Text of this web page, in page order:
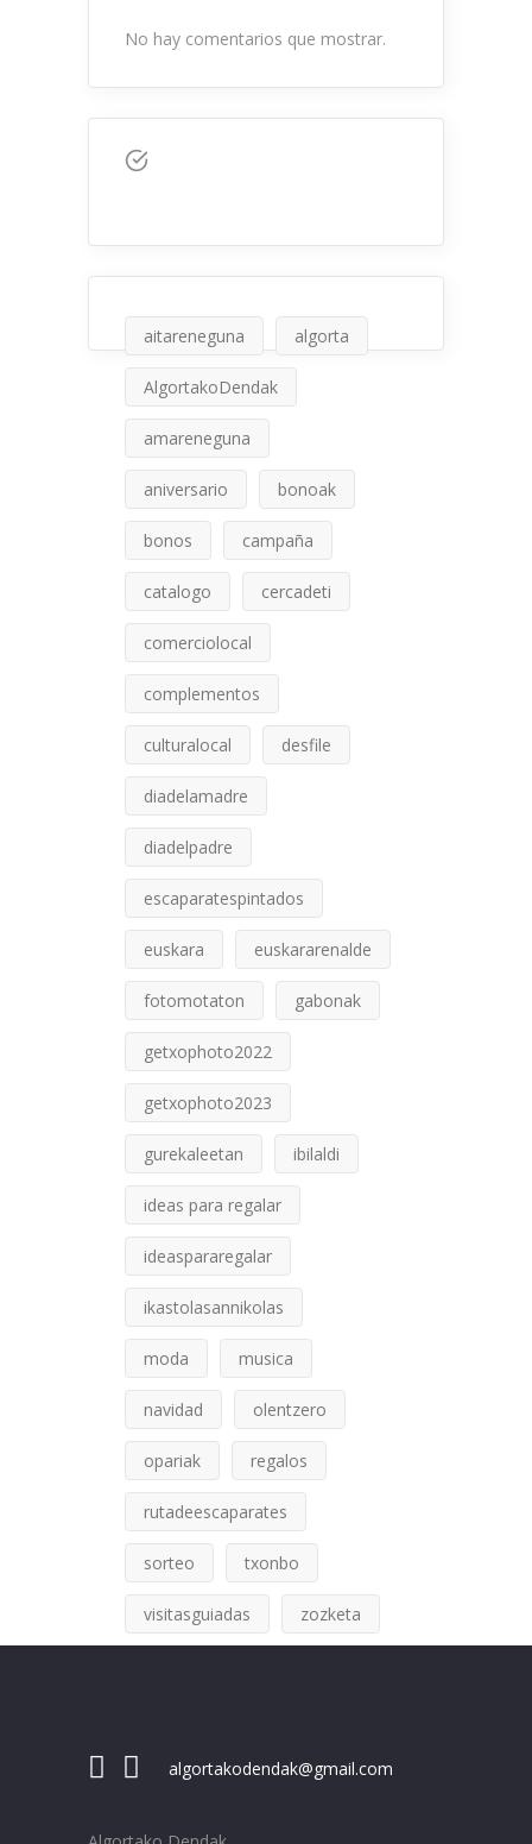
No hay comentarios que mostrar.
aitareneguna algorta
AlgortakoDendak
amareneguna
aniversario bonoak
bonos campaña
catalogo cercadeti
comerciolocal
complementos
culturalocal desfile
diadelamadre
diadelpadre
escaparatespintados
euskara euskararenalde
fotomotaton gabonak
getxophoto2022
getxophoto2023
gurekaleetan ibilaldi
ideas para regalar
ideaspararegalar
ikastolasannikolas
moda musica
navidad olentzero
opariak regalos
rutadeescaparates
sorteo txonbo
visitasguiadas zozketa
algortakodendak@gmail.com